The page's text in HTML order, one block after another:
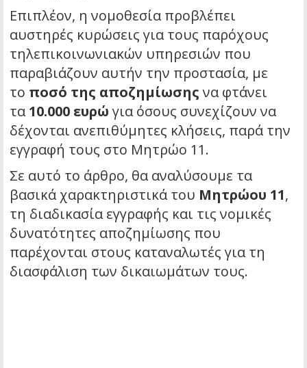
Επιπλέον, η νομοθεσία προβλέπει
αυστηρές κυρώσεις για τους παρόχους
τηλεπικοινωνιακών υπηρεσιών που
παραβιάζουν αυτήν την προστασία, με
το ποσό της αποζημίωσηςνα φτάνει
τα 10.000 ευρώγια όσους συνεχίζουν να
δέχονται ανεπιθύμητες κλήσεις, παρά την
εγγραφή τους στο Μητρώο 11.
Σε αυτό το άρθρο, θα αναλύσουμε τα
βασικά χαρακτηριστικά του Μητρώου 11,
τη διαδικασία εγγραφής και τις νομικές
δυνατότητες αποζημίωσης που
παρέχονται στους καταναλωτές για τη
διασφάλιση των δικαιωμάτων τους.